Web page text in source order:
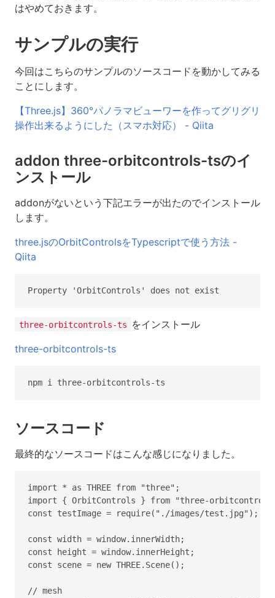
はやめておきます。
サンプルの実行
今回はこちらのサンプルのソースコードを動かしてみる
ことにします。
【Three.js】360°パノラマビューワーを作ってグリグリ
操作出来るようにした（スマホ対応） - Qiita
addon three-orbitcontrols-tsのイ
ンストール
addonがないという下記エラーが出たのでインストール
します。
three.jsのOrbitControlsをTypescriptで使う方法 -
Qiita
three-orbitcontrols-ts
をインストール
three-orbitcontrols-ts
ソースコード
最終的なソースコードはこんな感じになりました。
import * as THREE from "three";
import { OrbitControls } from "three-
const testImage = require("./images/test.jpg");
const width = window.innerWidth;
const height = window.innerHeight;
const scene = new THREE.Scene();
// mesh